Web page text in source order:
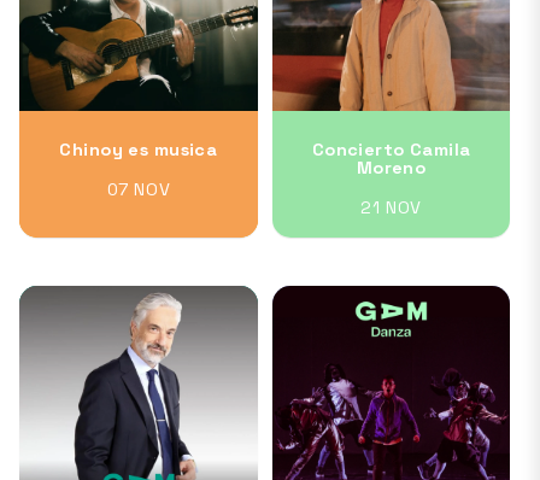
Chinoy es musica
07 NOV
Concierto Camila
Moreno
21 NOV